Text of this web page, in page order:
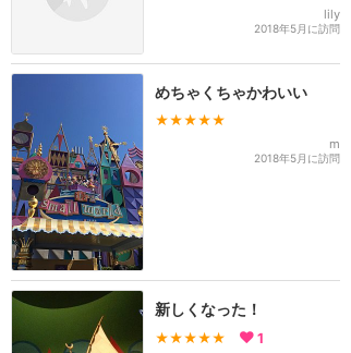
lily
2018年5月に訪問
めちゃくちゃかわいい
★★★★★
m
2018年5月に訪問
新しくなった！
★★★★★ 1